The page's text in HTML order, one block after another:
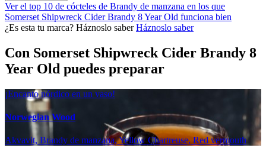
Ver el top 10 de cócteles de Brandy de manzana en los que
Somerset Shipwreck Cider Brandy 8 Year Old funciona bien
¿Es esta tu marca? Háznoslo saberHáznoslo saber
Con Somerset Shipwreck Cider Brandy 8
Year Old puedes preparar
¡Encanto nórdico en un vaso!
Norwegian Wood
Akvavit, Brandy de manzana, Yellow Chartreuse, Red vermouth